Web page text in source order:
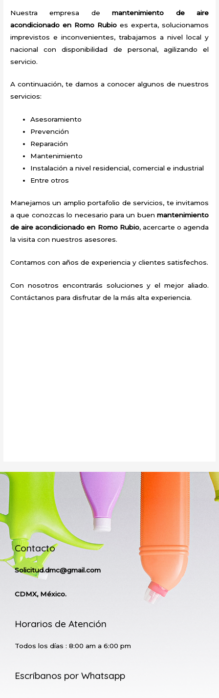
Nuestra empresa demantenimiento de aire
acondicionado en Romo Rubio es experta, solucionamos
imprevistos e inconvenientes, trabajamos a nivel local y
nacional con disponibilidad de personal, agilizando el
servicio.
A continuación, te damos a conocer algunos de nuestros
servicios:
Asesoramiento
Prevención
Reparación
Mantenimiento
Instalación a nivel residencial, comercial e industrial
Entre otros
Manejamos un amplio portafolio de servicios, te invitamos
a que conozcas lo necesario para un buen mantenimiento
de aire acondicionado en Romo Rubio, acercarte o agenda
la visita con nuestros asesores.
Contamos con años de experiencia y clientes satisfechos.
Con nosotros encontrarás soluciones y el mejor aliado.
Contáctanos para disfrutar de la más alta experiencia.
Contacto
Solicitud.dmc@gmail.com
CDMX, México.
Horarios de Atención
Todos los días : 8:00 am a 6:00 pm
Escríbanos por Whatsapp